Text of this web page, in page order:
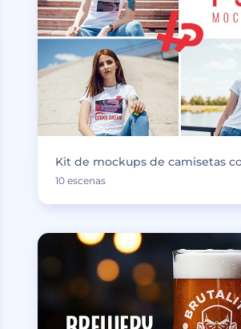
Kit de mockups de camisetas
10 escenas